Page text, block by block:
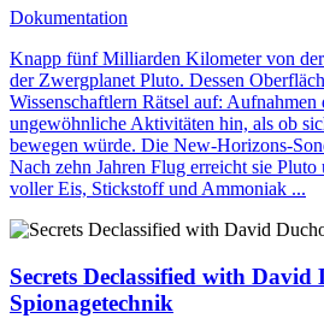
Dokumentation
Knapp fünf Milliarden Kilometer von
der Zwergplanet Pluto. Dessen
Wissenschaftlern Rätsel auf:
ungewöhnliche Aktivitäten hin, als ob
bewegen würde. Die New-Horizons-
Nach zehn Jahren Flug erreicht sie
voller Eis, Stickstoff und Ammoniak ...
Secrets Declassified with David
Spionagetechnik